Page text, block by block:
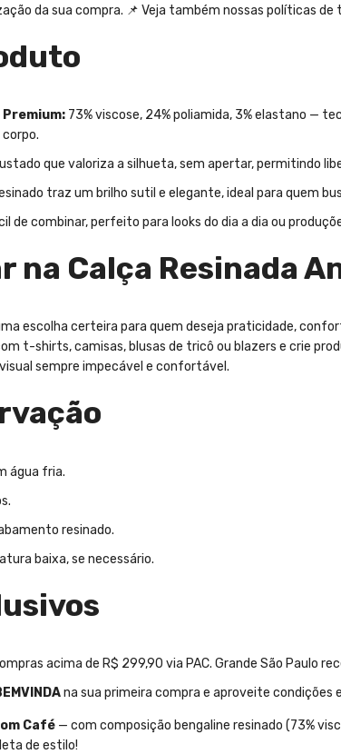
da sua compra. 📌 Veja também nossas políticas
Premium: 73% viscose, 24% poliamida, 3% elastano —
que valoriza a silhueta, sem apertar, permitindo
traz um brilho sutil e elegante, ideal para quem
de combinar, perfeito para looks do dia a dia ou
na Calça Resinada
escolha certeira para quem deseja praticidade,
t-shirts, camisas, blusas de tricô ou blazers e crie
sempre impecável e confortável.
água fria.
resinado.
baixa, se necessário.
acima de R$ 299,90 via PAC. Grande São Paulo
na sua primeira compra e aproveite condições
Café — com composição bengaline resinado (73%
de estilo!